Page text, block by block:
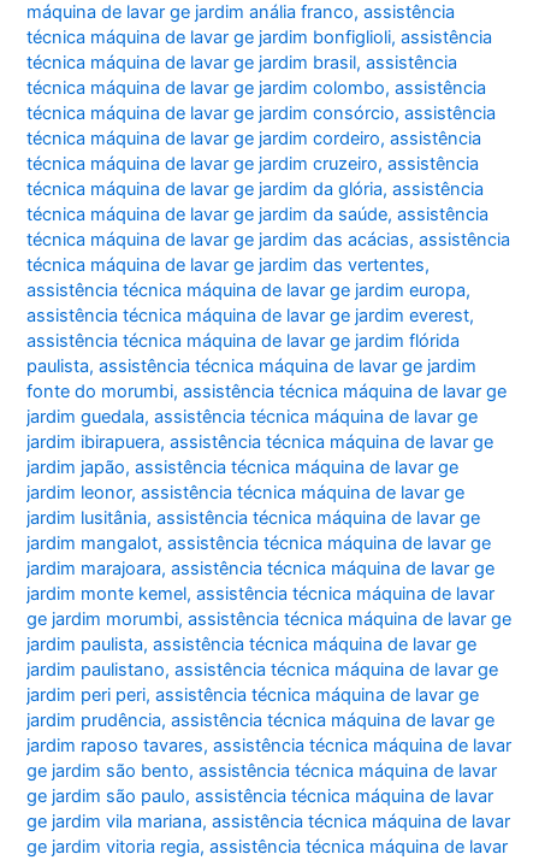
máquina de lavar ge jardim anália franco,assistência
técnica máquina de lavar ge jardim bonfiglioli,assistência
técnica máquina de lavar ge jardim brasil,assistência
técnica máquina de lavar ge jardim colombo,assistência
técnica máquina de lavar ge jardim consórcio,assistência
técnica máquina de lavar ge jardim cordeiro,assistência
técnica máquina de lavar ge jardim cruzeiro,assistência
técnica máquina de lavar ge jardim da glória,assistência
técnica máquina de lavar ge jardim da saúde,assistência
técnica máquina de lavar ge jardim das acácias,assistência
técnica máquina de lavar ge jardim das vertentes,
assistência técnica máquina de lavar ge jardim europa,
assistência técnica máquina de lavar ge jardim everest,
assistência técnica máquina de lavar ge jardim flórida
paulista,assistência técnica máquina de lavar ge jardim
fonte do morumbi,assistência técnica máquina de lavar ge
jardim guedala,assistência técnica máquina de lavar ge
jardim ibirapuera,assistência técnica máquina de lavar ge
jardim japão,assistência técnica máquina de lavar ge
jardim leonor,assistência técnica máquina de lavar ge
jardim lusitânia,assistência técnica máquina de lavar ge
jardim mangalot,assistência técnica máquina de lavar ge
jardim marajoara,assistência técnica máquina de lavar ge
jardim monte kemel,assistência técnica máquina de lavar
ge jardim morumbi,assistência técnica máquina de lavar ge
jardim paulista,assistência técnica máquina de lavar ge
jardim paulistano,assistência técnica máquina de lavar ge
jardim peri peri,assistência técnica máquina de lavar ge
jardim prudência,assistência técnica máquina de lavar ge
jardim raposo tavares,assistência técnica máquina de lavar
ge jardim são bento,assistência técnica máquina de lavar
ge jardim são paulo,assistência técnica máquina de lavar
ge jardim vila mariana,assistência técnica máquina de lavar
ge jardim vitoria regia,assistência técnica máquina de lavar